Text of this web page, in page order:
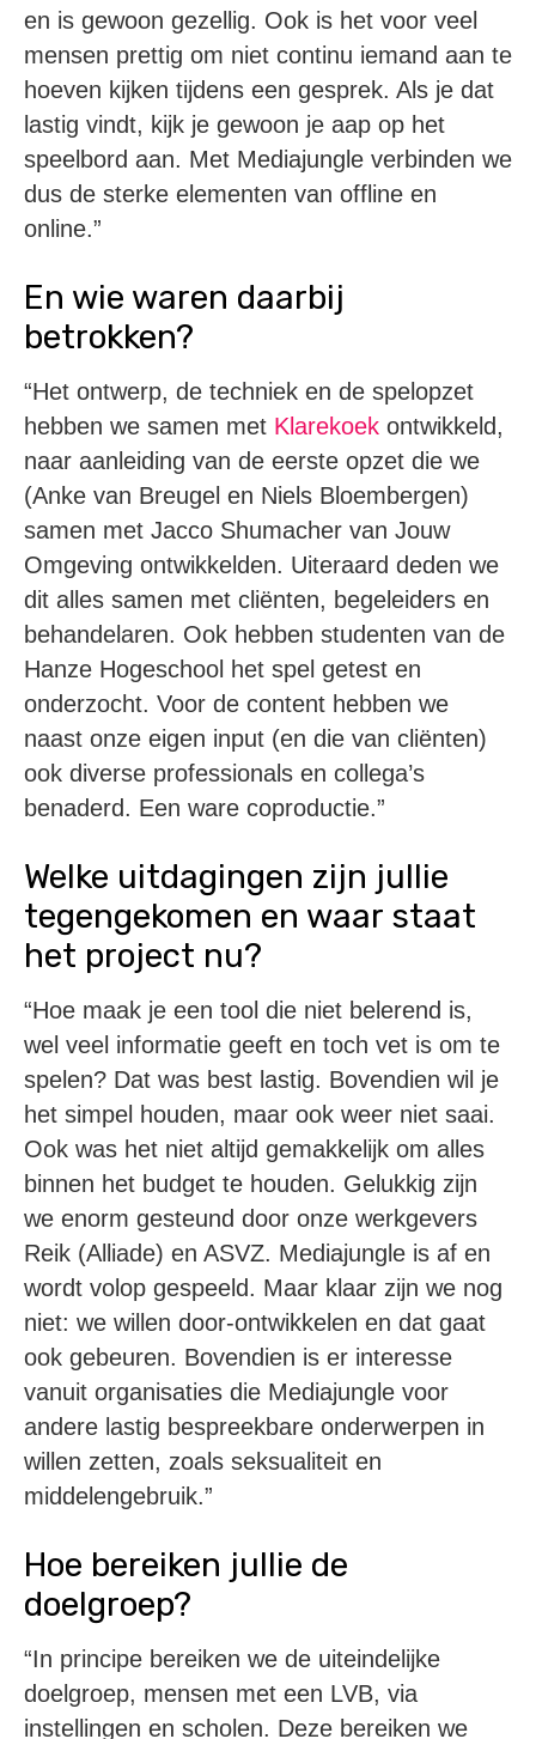
en is gewoon gezellig. Ook is het voor veel
mensen prettig om niet continu iemand aan te
hoeven kijken tijdens een gesprek. Als je dat
lastig vindt, kijk je gewoon je aap op het
speelbord aan. Met Mediajungle verbinden we
dus de sterke elementen van offline en
online.”
En wie waren daarbij
betrokken?
“Het ontwerp, de techniek en de spelopzet
hebben we samen met Klarekoek ontwikkeld,
naar aanleiding van de eerste opzet die we
(Anke van Breugel en Niels Bloembergen)
samen met Jacco Shumacher van Jouw
Omgeving ontwikkelden. Uiteraard deden we
dit alles samen met cliënten, begeleiders en
behandelaren. Ook hebben studenten van de
Hanze Hogeschool het spel getest en
onderzocht. Voor de content hebben we
naast onze eigen input (en die van cliënten)
ook diverse professionals en collega’s
benaderd. Een ware coproductie.”
Welke uitdagingen zijn jullie
tegengekomen en waar staat
het project nu?
“Hoe maak je een tool die niet belerend is,
wel veel informatie geeft en toch vet is om te
spelen? Dat was best lastig. Bovendien wil je
het simpel houden, maar ook weer niet saai.
Ook was het niet altijd gemakkelijk om alles
binnen het budget te houden. Gelukkig zijn
we enorm gesteund door onze werkgevers
Reik (Alliade) en ASVZ. Mediajungle is af en
wordt volop gespeeld. Maar klaar zijn we nog
niet: we willen door-ontwikkelen en dat gaat
ook gebeuren. Bovendien is er interesse
vanuit organisaties die Mediajungle voor
andere lastig bespreekbare onderwerpen in
willen zetten, zoals seksualiteit en
middelengebruik.”
Hoe bereiken jullie de
doelgroep?
“In principe bereiken we de uiteindelijke
doelgroep, mensen met een LVB, via
instellingen en scholen. Deze bereiken we